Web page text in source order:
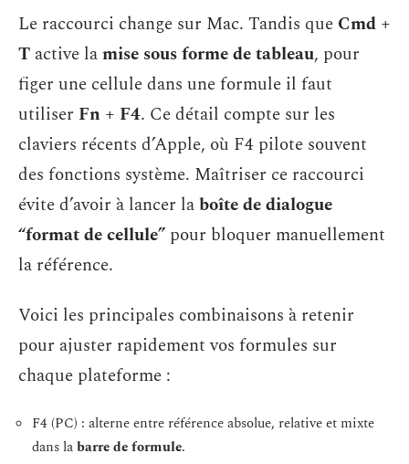
Le raccourci change sur Mac. Tandis que Cmd +
T active lamise sous forme de tableau, pour
figer une cellule dans une formule il faut
utiliser Fn + F4. Ce détail compte sur les
claviers récents d’Apple, où F4 pilote souvent
des fonctions système. Maîtriser ce raccourci
évite d’avoir à lancer laboîte de dialogue
“format de cellule” pour bloquer manuellement
la référence.
Voici les principales combinaisons à retenir
pour ajuster rapidement vos formules sur
chaque plateforme :
F4 (PC) : alterne entre référence absolue, relative et mixte
dans labarre de formule.